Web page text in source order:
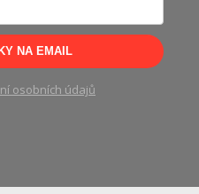
NA EMAIL
osobních údajů